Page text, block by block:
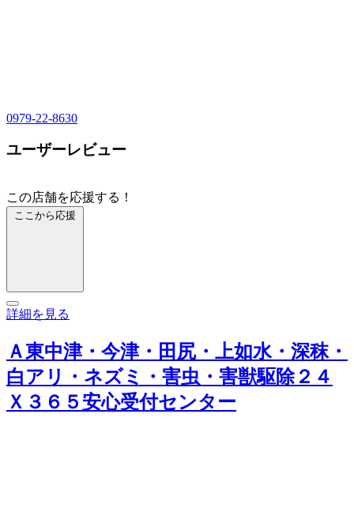
0979-22-8630
ユーザーレビュー
この店舗を応援する！
ここから応援
詳細を見る
Ａ東中津・今津・田尻・上如水・深秣・
白アリ・ネズミ・害虫・害獣駆除２４
Ｘ３６５安心受付センター